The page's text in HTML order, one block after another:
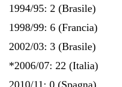
1994/95: 2 (Brasile)
1998/99: 6 (Francia)
2002/03: 3 (Brasile)
*2006/07: 22 (Italia)
2010/11: 0 (Spagna)